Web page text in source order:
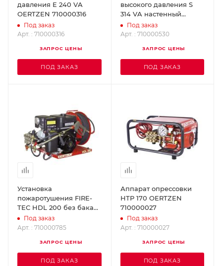
давления E 240 VA
OERTZEN 710000316
Под заказ
Арт. : 710000316
ЗАПРОС ЦЕНЫ
ПОД ЗАКАЗ
высокого давления S
314 VA настенный
OERTZEN 710000530
Под заказ
Арт. : 710000530
ЗАПРОС ЦЕНЫ
ПОД ЗАКАЗ
Установка
пожаротушения FIRE-
TEC HDL 200 без бака
OERTZEN 710000785
Под заказ
Арт. : 710000785
ЗАПРОС ЦЕНЫ
ПОД ЗАКАЗ
Аппарат опрессовки
НТР 170 OERTZEN
710000027
Под заказ
Арт. : 710000027
ЗАПРОС ЦЕНЫ
ПОД ЗАКАЗ